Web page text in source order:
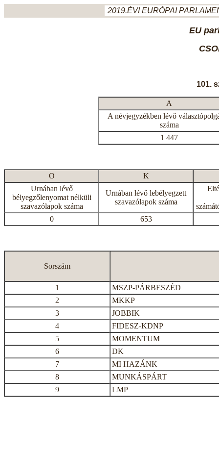
2019.ÉVI EURÓPAI
EU
101.
A
A névjegyzékben lévő
száma
1 447
O
K
Urnában lévő
bélyegzőlenyomat nélküli
szavazólapok száma
Urnában lévő lebélyegzett
szavazólapok száma
0
653
Sorszám
1
MSZP-PÁRBESZÉD
2
MKKP
3
JOBBIK
4
FIDESZ-KDNP
5
MOMENTUM
6
DK
7
MI HAZÁNK
8
MUNKÁSPÁRT
9
LMP